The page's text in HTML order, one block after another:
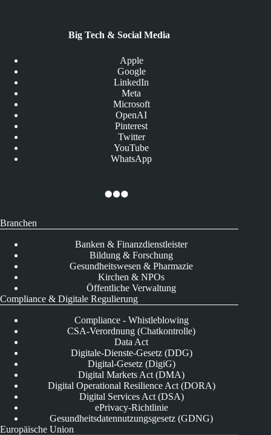
Big Tech & Social Media
Apple
Google
LinkedIn
Meta
Microsoft
OpenAI
Pinterest
Twitter
YouTube
WhatsApp
Branchen
Banken & Finanzdienstleister
Bildung & Forschung
Gesundheitswesen & Pharmazie
Kirchen & NPOs
Öffentliche Verwaltung
Compliance & Digitale Regulierung
Compliance - Whistleblowing
CSA-Verordnung (Chatkontrolle)
Data Act
Digitale-Dienste-Gesetz (DDG)
Digital-Gesetz (DigiG)
Digital Markets Act (DMA)
Digital Operational Resilience Act (DORA)
Digital Services Act (DSA)
ePrivacy-Richtlinie
Gesundheitsdatennutzungsgesetz (GDNG)
Europäische Union